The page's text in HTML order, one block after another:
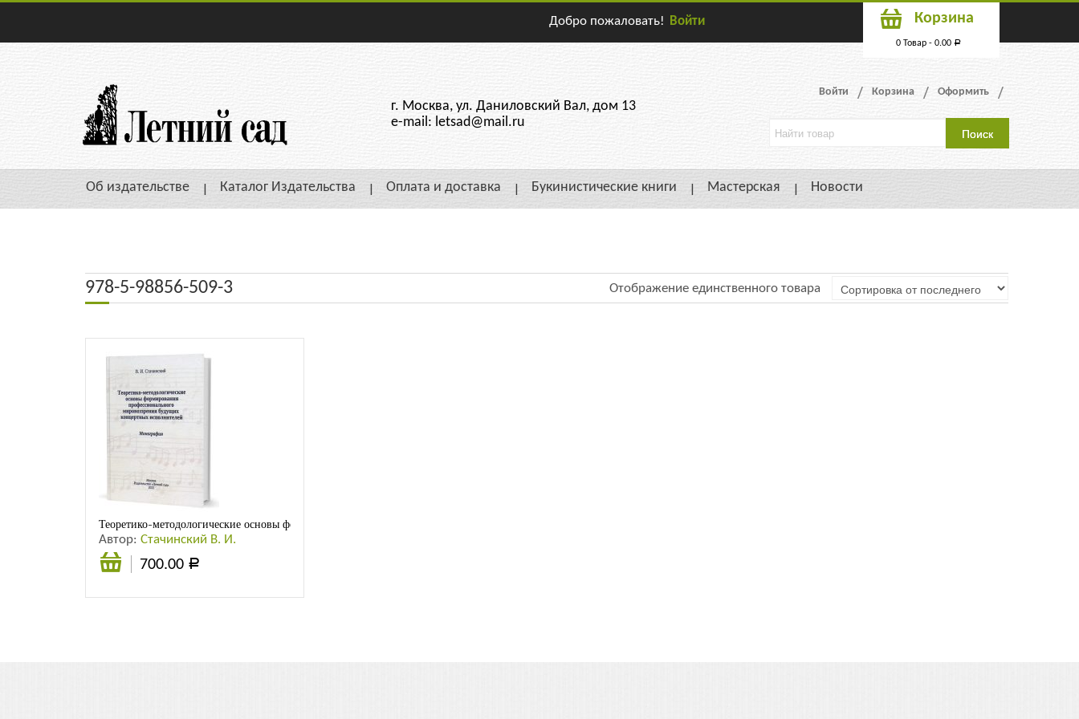
Добро пожаловать! Войти Корзина
0 Товар - 0.00 Р
г. Москва, ул. Даниловский Вал, дом 13
e-mail: letsad@mail.ru
Войти Корзина Оформить
Об издательстве Каталог Издательства Оплата и доставка Букинистические книги Мастерская Новости
978-5-98856-509-3 Отображение единственного товара
Теоретико-методологические основы формирования профессионально
Автор: Стачинский В. И.
700.00 Р